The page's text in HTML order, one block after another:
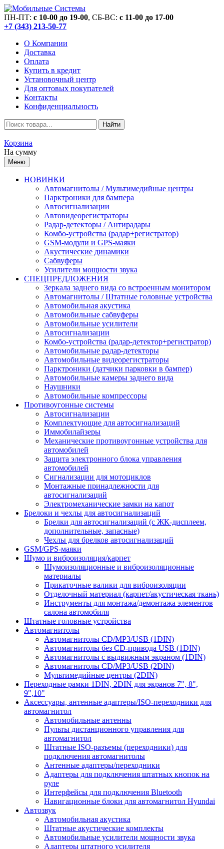
ПН-ПТ: c 10-00 до 19-00, СБ-ВС: c 11-00 до 17-00
+7 (343) 213-50-77
О Компании
Доставка
Оплата
Купить в кредит
Установочный центр
Для оптовых покупателей
Контакты
Конфиденциальность
Найти
Корзина
На сумму
Меню
НОВИНКИ
Автомагнитолы / Мультимедийные центры
Парктроники для бампера
Автосигнализации
Автовидеорегистраторы
Радар-детекторы / Антирадары
Комбо-устройства (радар+регистратор)
GSM-модули и GPS-маяки
Акустические динамики
Сабвуферы
Усилители мощности звука
СПЕЦПРЕДЛОЖЕНИЯ
Зеркала заднего вида со встроенным монитором
Автомагнитолы / Штатные головные устройства
Автомобильная акустика
Автомобильные сабвуферы
Автомобильные усилители
Автосигнализации
Комбо-устройства (радар-детектор+регистратор)
Автомобильные радар-детекторы
Автомобильные видеорегистраторы
Парктроники (датчики парковки в бампер)
Автомобильные камеры заднего вида
Наушники
Автомобильные компрессоры
Противоугонные системы
Автосигнализации
Комплектующие для автосигнализаций
Иммобилайзеры
Механические противоугонные устройства для
автомобилей
Защита электронного блока управления
автомобилей
Сигнализации для мотоциклов
Монтажные принадлежности для
автосигнализаций
Электромеханические замки на капот
Брелоки и чехлы для автосигнализаций
Брелки для автосигнализаций (с ЖК-дисплеем,
дополнительные, запасные)
Чехлы для брелков автосигнализаций
GSM/GPS-маяки
Шумо и виброизоляция/карпет
Шумоизоляционные и виброизоляционные
материалы
Прикаточные валики для виброизоляции
Отделочный материал (карпет/акустическая ткань)
Инструменты для монтажа/демонтажа элементов
салона автомобиля
Штатные головные устройства
Автомагнитолы
Автомагнитолы CD/MP3/USB (1DIN)
Автомагнитолы без CD-привода USB (1DIN)
Автомагнитолы с выдвижным экраном (1DIN)
Автомагнитолы CD/MP3/USB (2DIN)
Мультимедийные центры (2DIN)
Переходные рамки 1DIN, 2DIN для экранов 7", 8",
9",10"
Аксессуары, антенные адаптеры/ISO-переходники для
автомагнитол
Автомобильные антенны
Пульты дистанционного управления для
автомагнитол
Штатные ISO-разъемы (переходники) для
подключения автомагнитолы
Антенные адаптеры/переходники
Адаптеры для подключения штатных кнопок на
руле
Интерфейсы для подключения Bluetooth
Навигационные блоки для автомагнитол Hyundai
Автозвук
Автомобильная акустика
Штатные акустические комплекты
Автомобильные усилители мощности звука
Адаптеры штатного усилителя